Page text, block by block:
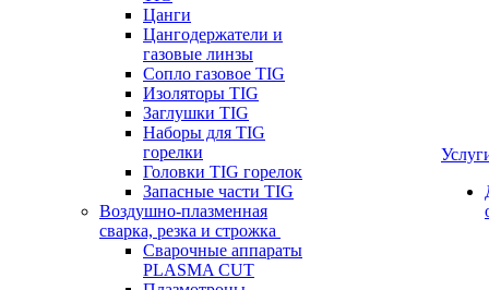
Цанги
Цангодержатели и
газовые линзы
Сопло газовое TIG
Изоляторы TIG
Заглушки TIG
Наборы для TIG
горелки
Головки TIG горелок
Запасные части TIG
Воздушно-плазменная
сварка, резка и строжка
Сварочные аппараты
PLASMA CUT